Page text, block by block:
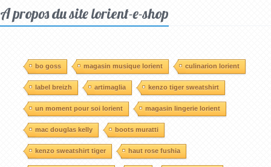
A propos du site lorient-e-shop
bo goss magasin musique lorient culinarion lorient
label breizh artimaglia kenzo tiger sweatshirt
un moment pour soi lorient magasin lingerie lorient
mac douglas kelly boots muratti
kenzo sweatshirt tiger haut rose fushia